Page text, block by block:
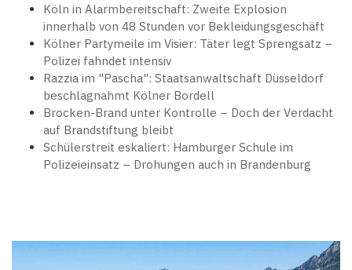
Köln in Alarmbereitschaft: Zweite Explosion
innerhalb von 48 Stunden vor Bekleidungsgeschäft
Kölner Partymeile im Visier: Täter legt Sprengsatz –
Polizei fahndet intensiv
Razzia im "Pascha": Staatsanwaltschaft Düsseldorf
beschlagnahmt Kölner Bordell
Brocken-Brand unter Kontrolle – Doch der Verdacht
auf Brandstiftung bleibt
Schülerstreit eskaliert: Hamburger Schule im
Polizeieinsatz – Drohungen auch in Brandenburg